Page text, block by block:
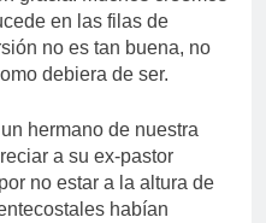
en las filas de
no es tan buena, no
debiera de ser.
hermano de nuestra
a su ex-pastor
no estar a la altura de
habían